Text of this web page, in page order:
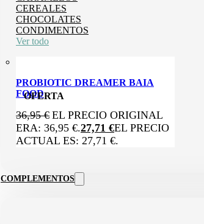
CEREALES
CHOCOLATES
CONDIMENTOS
Ver todo
OFERTA
PROBIOTIC DREAMER BAIA
FOOD
36,95€ EL PRECIO ORIGINAL
ERA: 36,95 €.27,71 €EL PRECIO
ACTUAL ES: 27,71 €.
COMPLEMENTOS